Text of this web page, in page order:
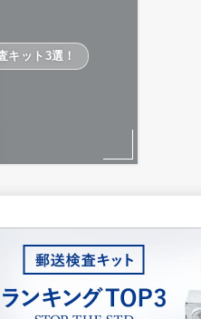
キット3選！